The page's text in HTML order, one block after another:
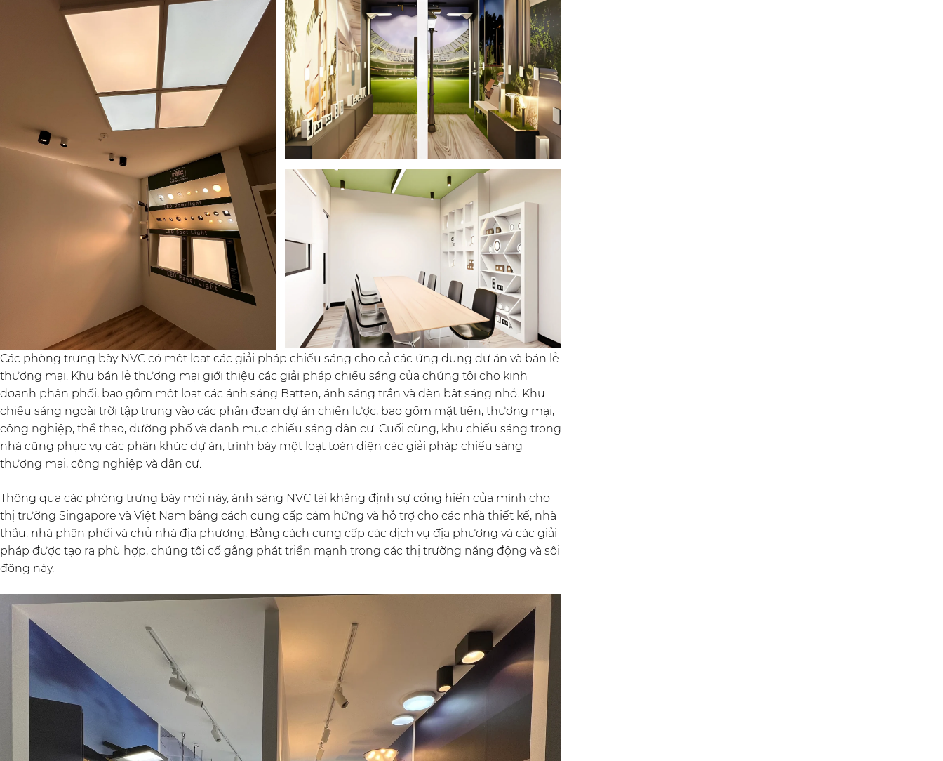
Các phòng trưng bày NVC có một loạt các giải pháp chiếu sáng cho cả các ứng dụng dự án và bán lẻ
thương mại. Khu bán lẻ thương mại giới thiệu các giải pháp chiếu sáng của chúng tôi cho kinh
doanh phân phối, bao gồm một loạt các ánh sáng Batten, ánh sáng trần và đèn bật sáng nhỏ. Khu
chiếu sáng ngoài trời tập trung vào các phân đoạn dự án chiến lược, bao gồm mặt tiền, thương mại,
công nghiệp, thể thao, đường phố và danh mục chiếu sáng dân cư. Cuối cùng, khu chiếu sáng trong
nhà cũng phục vụ các phân khúc dự án, trình bày một loạt toàn diện các giải pháp chiếu sáng
thương mại, công nghiệp và dân cư.
Thông qua các phòng trưng bày mới này, ánh sáng NVC tái khẳng định sự cống hiến của mình cho
thị trường Singapore và Việt Nam bằng cách cung cấp cảm hứng và hỗ trợ cho các nhà thiết kế, nhà
thầu, nhà phân phối và chủ nhà địa phương. Bằng cách cung cấp các dịch vụ địa phương và các giải
pháp được tạo ra phù hợp, chúng tôi cố gắng phát triển mạnh trong các thị trường năng động và sôi
động này.